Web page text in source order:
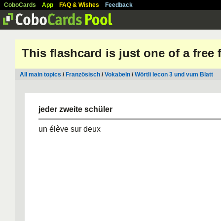
CoboCards App FAQ & Wishes Feedback
This flashcard is just one of a free
All main topics / Französisch /Vokabeln /Wörtli lecon 3 und vum Blatt
jeder zweite schüler
un élève sur deux